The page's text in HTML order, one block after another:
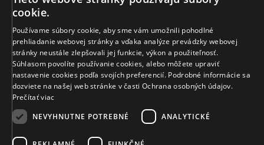
SVET MIKUŠ DIAMONDS
VŠETKO O NÁKUPE
KONTAKT
Naše klenotníctva
Sídlo spoločnosti
cookie.
Používame súbory cookie, aby sme vám umožnili pohodlné
prehliadanie webovej stránky a vďaka analýze prevádzky webovej
stránky neustále zlepšovali jej funkcie, výkon a použiteľnosť.
Súhlasom povolíte používanie cookies, alebo môžete upraviť
nastavenie cookies podľa svojích preferencií. Podrobné informácie sa
dozviete na našej web stránke v časti Ochrana osobných údajov.
Prečítať viac
NEVYHNUTNE POTREBNÉ
ANALYTICKÉ